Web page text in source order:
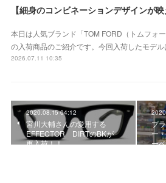
本日は人気ブランド「TOM FORD（トムフォー
の入荷商品のご紹介です。今回入荷したモデル
2026.07.11 10:35
2020.08.15 04:12
宮川大輔さんの愛用する
EFFECTOR DIRTのBKが
再入荷！！
プ
ー
ー